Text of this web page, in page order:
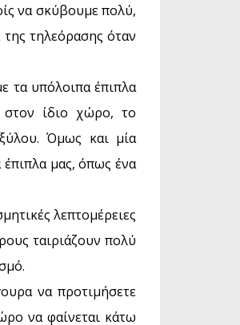
να σκύβουμε πολύ,
τηλεόρασης όταν
τα υπόλοιπα έπιπλα
στον ίδιο χώρο, το
Όμως και μία
μας, όπως ένα
λεπτομέρειες
ταιριάζουν πολύ
να προτιμήσετε
να φαίνεται κάτω